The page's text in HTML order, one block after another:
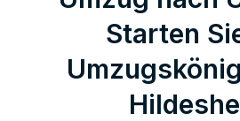
Starten